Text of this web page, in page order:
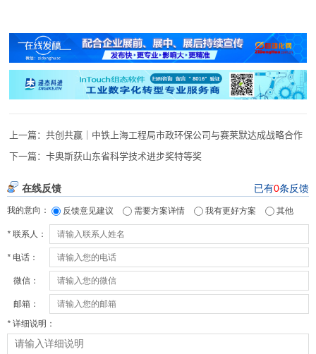
上一篇：共创共赢｜中铁上海工程局市政环保公司与赛莱默达成战略合作
下一篇：卡奥斯获山东省科学技术进步奖特等奖